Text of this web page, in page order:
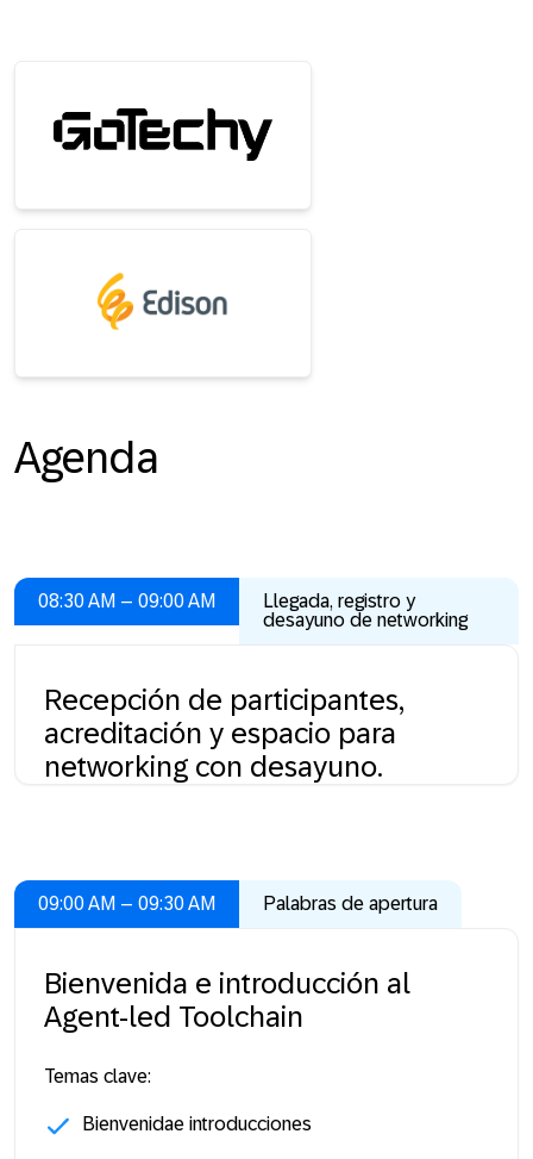
Agenda
08:30 AM – 09:00 AM
Llegada, registro y
desayuno de networking
Recepción de participantes,
acreditación y espacio para
networking con desayuno.
09:00 AM – 09:30 AM Palabras de apertura
Bienvenida e introducción al
Agent-led Toolchain
Temas clave:
Bienvenidae introducciones